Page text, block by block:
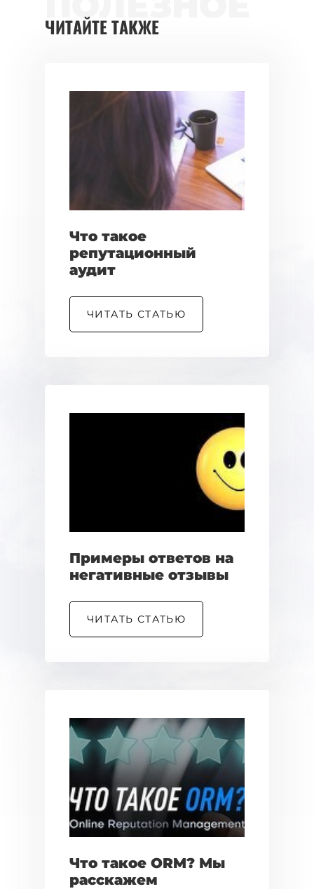
Что такое
репутационный
аудит
ЧИТАТЬ СТАТЬЮ
Примеры ответов на
негативные отзывы
ЧИТАТЬ СТАТЬЮ
Что такое ORM? Мы
расскажем
ЧИТАЙТЕ ТАКЖЕ